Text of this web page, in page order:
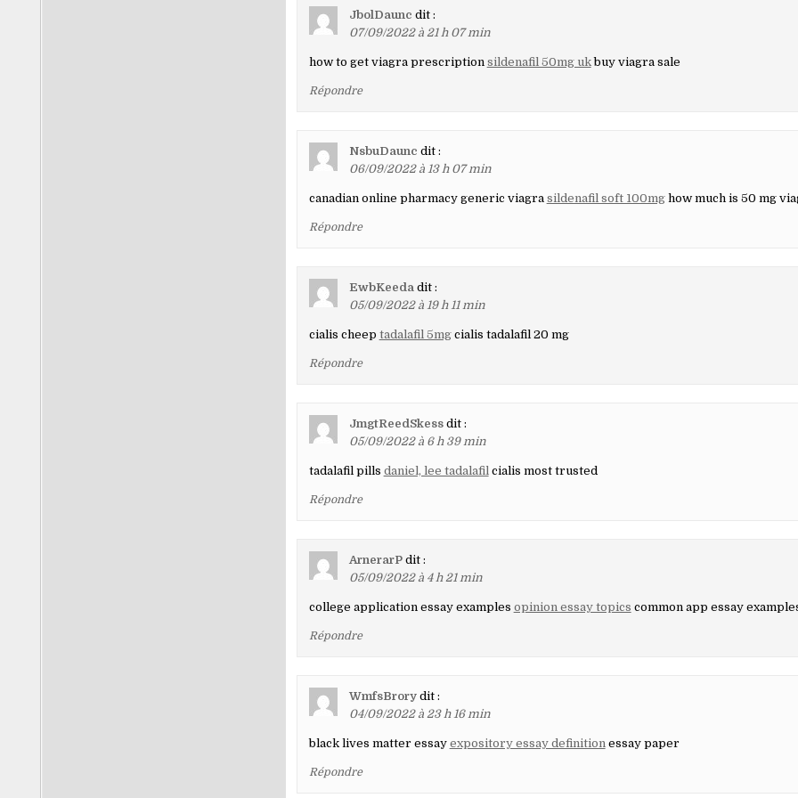
JbolDaunc dit :
07/09/2022 à 21 h 07 min
how to get viagra prescription sildenafil 50mg ukbuy viagra sale
Répondre
NsbuDaunc dit :
06/09/2022 à 13 h 07 min
canadian online pharmacy generic viagra sildenafil soft 100mghow much is 50 mg
Répondre
EwbKeeda dit :
05/09/2022 à 19 h 11 min
cialis cheep tadalafil 5mgcialis tadalafil 20 mg
Répondre
JmgtReedSkess dit :
05/09/2022 à 6 h 39 min
tadalafil pills daniel, lee tadalafil cialis most trusted
Répondre
ArnerarP dit :
05/09/2022 à 4 h 21 min
college application essay examples opinion essay topics common app essay
Répondre
WmfsBrory dit :
04/09/2022 à 23 h 16 min
black lives matter essay expository essay definition essay paper
Répondre